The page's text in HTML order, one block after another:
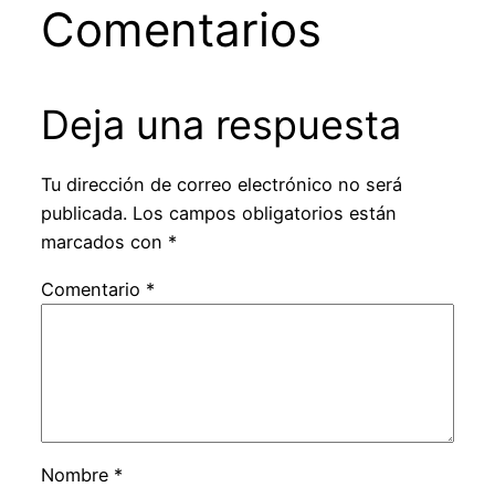
Comentarios
Deja una respuesta
Tu dirección de correo electrónico no será
publicada. Los campos obligatorios están
marcados con *
Comentario *
Nombre *